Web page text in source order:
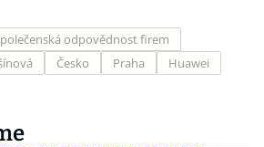
odpovědnost firem
Česko Praha Huawei